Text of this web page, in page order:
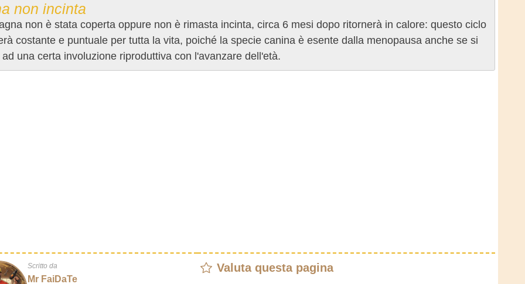
non incinta
non è stata coperta oppure non è rimasta incinta, circa 6 mesi dopo ritornerà in calore: questo ciclo
costante e puntuale per tutta la vita, poiché la specie canina è esente dalla menopausa anche se si
una certa involuzione riproduttiva con l'avanzare dell'età.
Scritto da
Mr FaiDaTe
Valuta questa pagina